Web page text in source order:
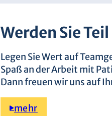
Werden Sie
Legen Sie Wert auf
Spaß an der Arbeit mit
Dann freuen wir uns auf
mehr